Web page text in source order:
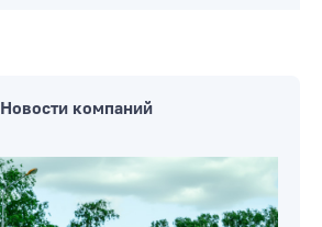
Новости компаний